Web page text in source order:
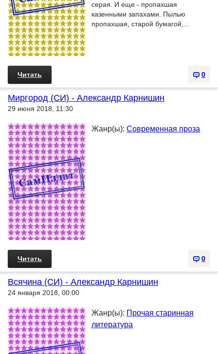
серая. И еще - пропахшая
казенными запахами. Пылью
пропахшая, старой бумагой,...
0
Читать
Миргород (СИ) - Александр Карнишин
29 июня 2018, 11:30
Жанр(ы): Современная проза
0
Читать
Всячина (СИ) - Александр Карнишин
24 января 2018, 00:00
Жанр(ы): Прочая старинная
литература